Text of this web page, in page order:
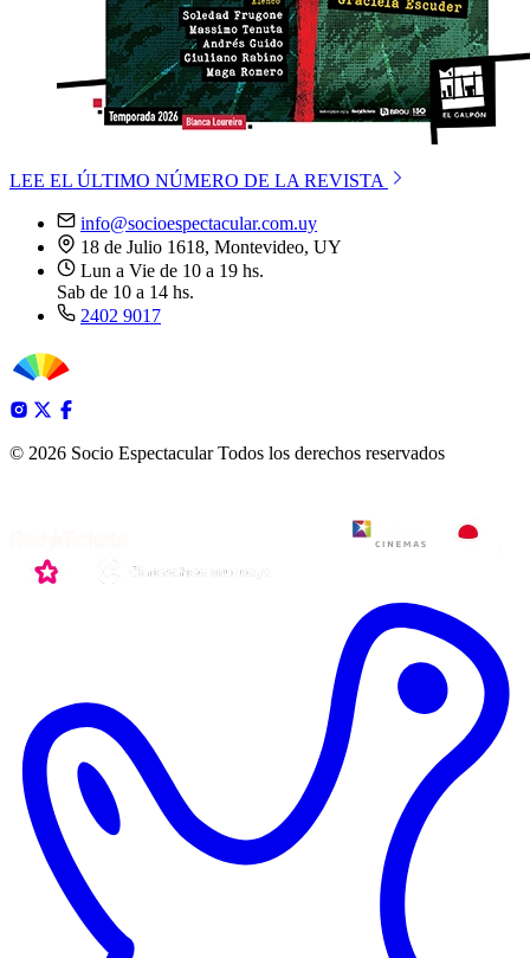
LEE EL ÚLTIMO NÚMERO DE LA REVISTA
info@socioespectacular.com.uy
18 de Julio 1618, Montevideo, UY
Lun a Vie de 10 a 19 hs.
Sab de 10 a 14 hs.
2402 9017
© 2026 Socio Espectacular Todos los derechos reservados